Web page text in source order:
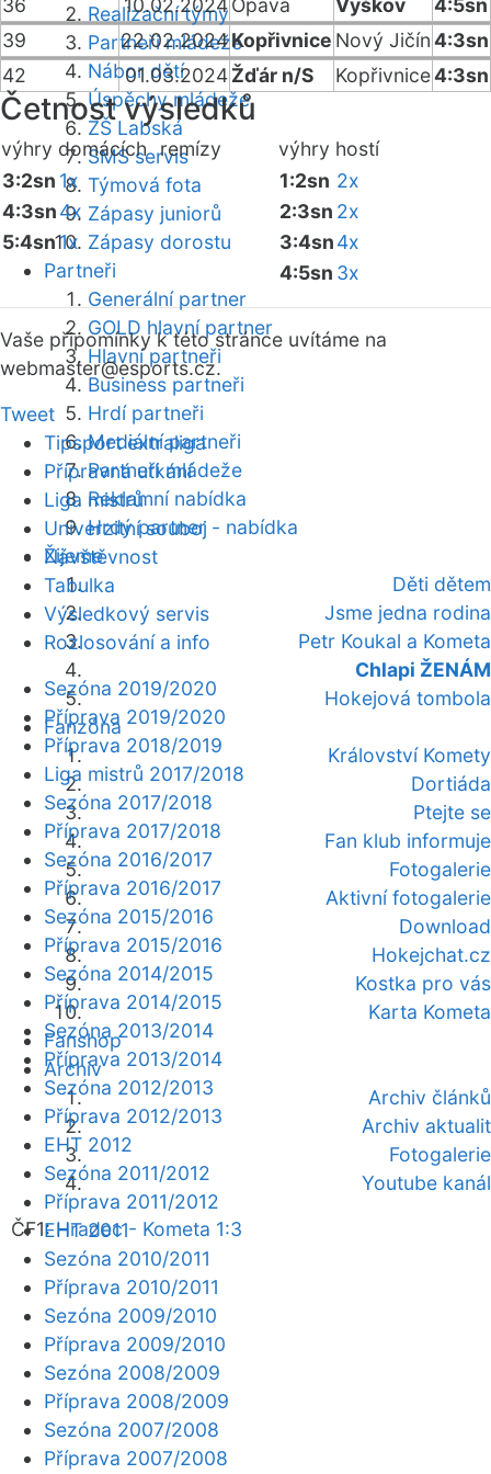
Realizační týmy
Partneři mládeže
Nábor dětí
Úspěchy mládeže
ZŠ Labská
SMS servis
Týmová fota
Zápasy juniorů
Zápasy dorostu
Partneři
Generální partner
GOLD hlavní partner
Hlavní partneři
Business partneři
Hrdí partneři
Mediální partneři
Partneři mládeže
Reklamní nabídka
Hrdý partner - nabídka
Žijeme
Děti dětem
Jsme jedna rodina
Petr Koukal a Kometa
Chlapi ŽENÁM
Hokejová tombola
Fanzóna
Království Komety
Dortiáda
Ptejte se
Fan klub informuje
Fotogalerie
Aktivní fotogalerie
Download
Hokejchat.cz
Kostka pro vás
Karta Kometa
Fanshop
Archiv
Archiv článků
Archiv aktualit
Fotogalerie
Youtube kanál
ČF1:Hradec - Kometa 1:3
36
10.02.2024Opava Vyškov
4:5sn
39
22.02.2024Kopřivnice Nový Jičín4:3sn
42
01.03.2024Žďár n/S Kopřivnice4:3sn
Četnost výsledků
výhry domácíchremízy výhry hostí
3:2sn 1x
4:3sn4x
5:4sn1x
1:2sn 2x
2:3sn 2x
3:4sn4x
4:5sn 3x
Vaše připomínky k této stránce uvítáme na
webmaster@esports.cz.
Tweet
Tipsport extraliga
Přípravná utkání
Liga mistrů
Univerzitní souboj
Návštěvnost
Tabulka
Výsledkový servis
Rozlosování a info
Sezóna 2019/2020
Příprava 2019/2020
Příprava 2018/2019
Liga mistrů 2017/2018
Sezóna 2017/2018
Příprava 2017/2018
Sezóna 2016/2017
Příprava 2016/2017
Sezóna 2015/2016
Příprava 2015/2016
Sezóna 2014/2015
Příprava 2014/2015
Sezóna 2013/2014
Příprava 2013/2014
Sezóna 2012/2013
Příprava 2012/2013
EHT 2012
Sezóna 2011/2012
Příprava 2011/2012
EHT 2011
Sezóna 2010/2011
Příprava 2010/2011
Sezóna 2009/2010
Příprava 2009/2010
Sezóna 2008/2009
Příprava 2008/2009
Sezóna 2007/2008
Příprava 2007/2008